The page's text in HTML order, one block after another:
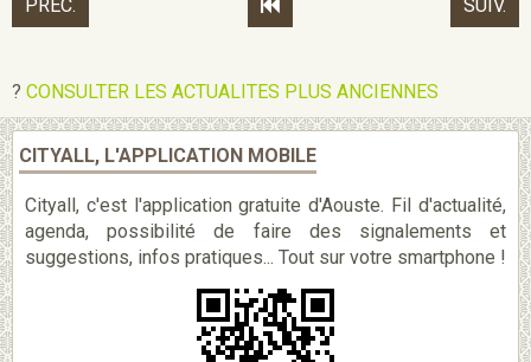
PRÉC. SUIV.
? CONSULTER LES ACTUALITES PLUS ANCIENNES
CITYALL, L'APPLICATION MOBILE
Cityall, c'est l'application gratuite d'Aouste. Fil d'actualité,
agenda, possibilité de faire des signalements et
suggestions, infos pratiques... Tout sur votre smartphone !